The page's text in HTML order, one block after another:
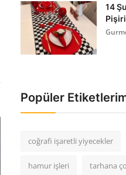
14
Popüler
coğrafi işaretli yiyecekler
hamur işleri tarhana